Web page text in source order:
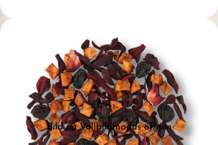
Bild im Vollbildmodus öffnen